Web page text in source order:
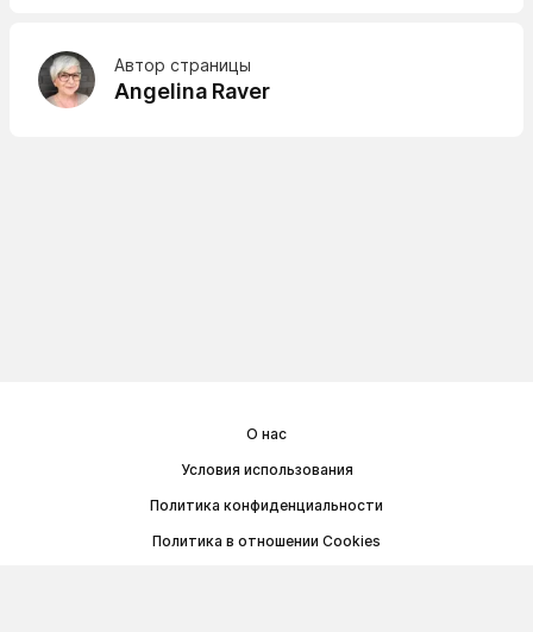
Автор страницы
Angelina Raver
О нас
Условия использования
Политика конфиденциальности
Политика в отношении Cookies